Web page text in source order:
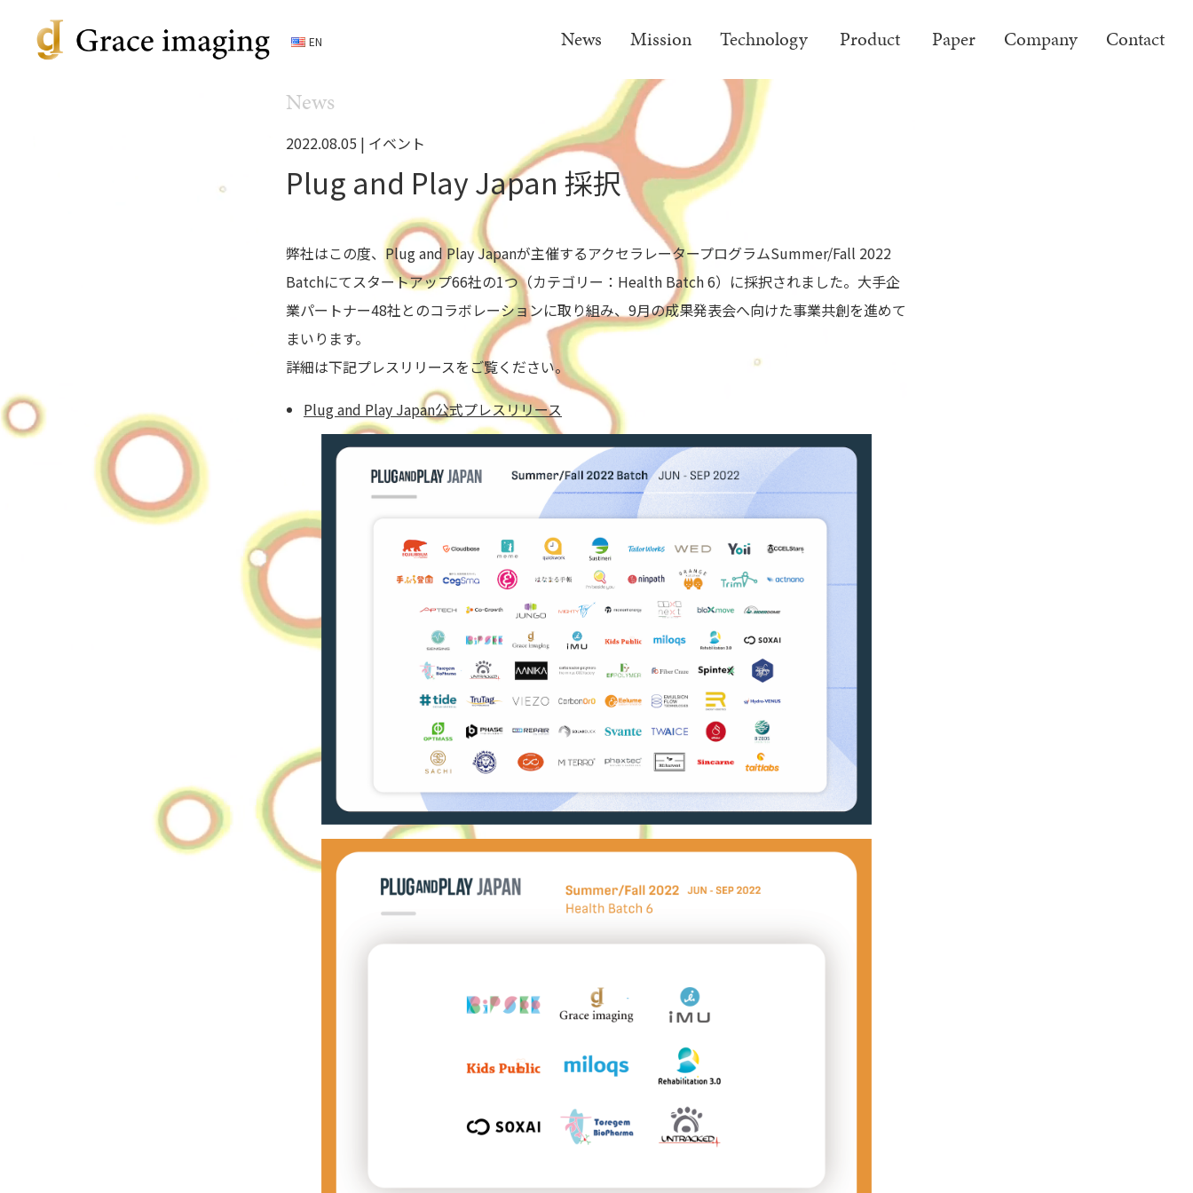
EN News Mission Technology Product Paper Company Contact
News
2022.08.05 | イベント
Plug and Play Japan 採択
弊社はこの度、Plug and Play Japanが主催するアクセラレータープログラムSummer/Fall 2022
Batchにてスタートアップ66社の1つ（カテゴリー：Health Batch 6）に採択されました。大手企
業パートナー48社とのコラボレーションに取り組み、9月の成果発表会へ向けた事業共創を進めて
まいります。
詳細は下記プレスリリースをご覧ください。
Plug and Play Japan公式プレスリリース